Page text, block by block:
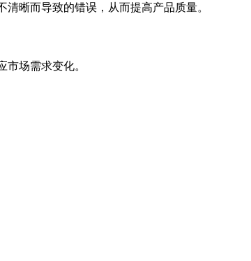
晰而导致的错误，从而提高产品质量。
场需求变化。